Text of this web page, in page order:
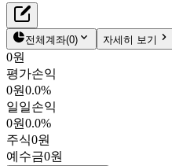
케이카
7,750원
381970
KOSPI
시가총액
PBR1.71
PER8.11
재무정보
펀더멘탈
밸류에이션
주주환원
컨센서스
주식정보
전체계좌(0) 자세히 보기
0원
평가손익
0원0.0%
일일손익
0원0.0%
주식0원
예수금0원